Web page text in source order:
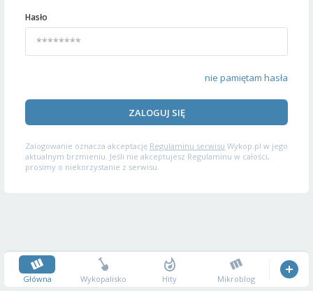
Hasło
nie pamiętam hasła
ZALOGUJ SIĘ
Zalogowanie oznacza akceptację Regulaminu serwisu Wykop.pl w jego
aktualnym brzmieniu. Jeśli nie akceptujesz Regulaminu w całości,
prosimy o niekorzystanie z serwisu.
Główna Wykopalisko Hity Mikroblog